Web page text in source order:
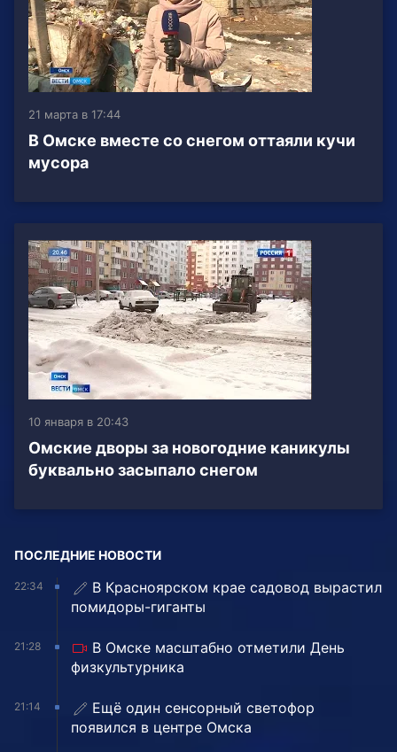
21 марта в 17:44
В Омске вместе со снегом оттаяли кучи
мусора
10 января в 20:43
Омские дворы за новогодние каникулы
буквально засыпало снегом
ПОСЛЕДНИЕ НОВОСТИ
22:34
В Красноярском крае садовод вырастил
помидоры-гиганты
21:28
В Омске масштабно отметили День
физкультурника
21:14
Ещё один сенсорный светофор
появился в центре Омска